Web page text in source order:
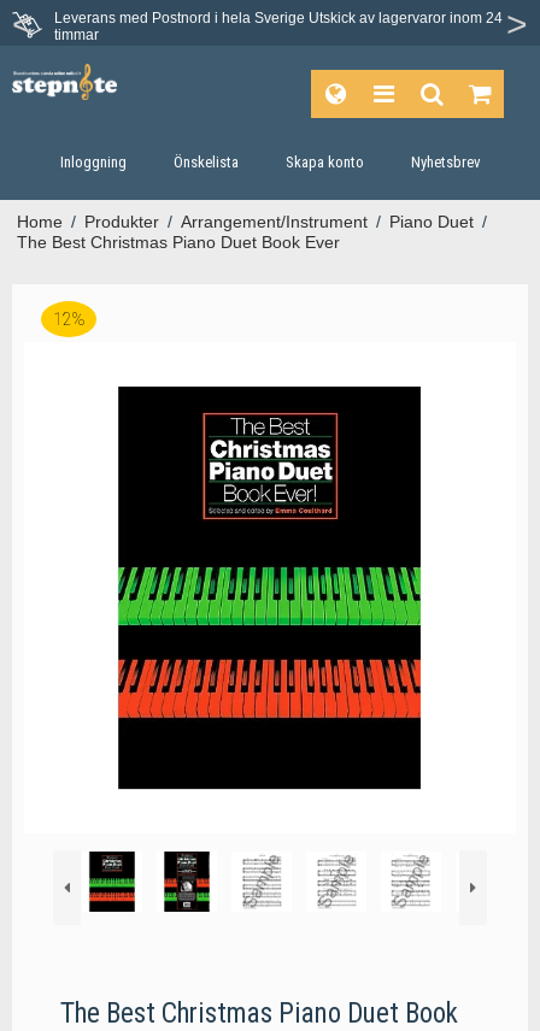
Leverans med Postnord i hela Sverige Utskick av lagervaror inom 24
timmar
Du har 30 dagars ångerrätt.
Inloggning Önskelista Skapa konto Nyhetsbrev
Home / Produkter / Arrangement/Instrument / Piano Duet /
The Best Christmas Piano Duet Book Ever
12%
The Best Christmas Piano Duet Book